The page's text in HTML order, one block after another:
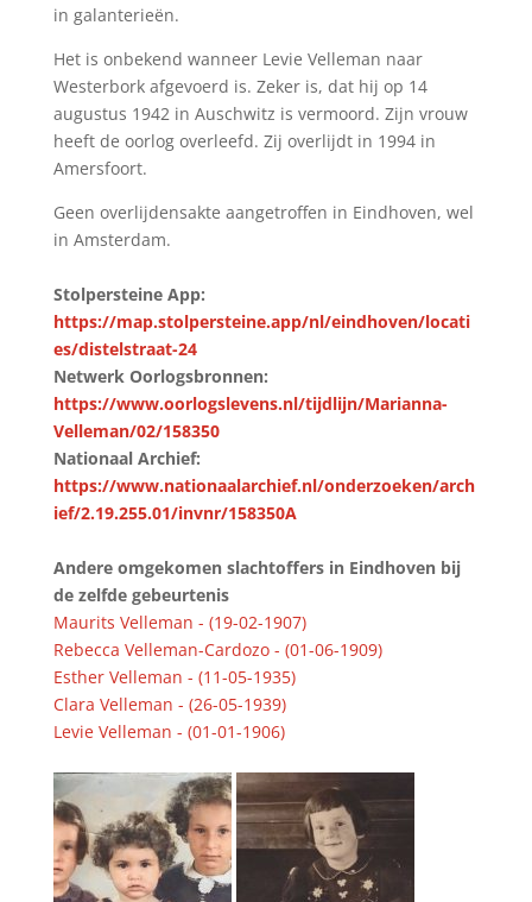
in galanterieën.
Het is onbekend wanneer Levie Velleman naar
Westerbork afgevoerd is. Zeker is, dat hij op 14
augustus 1942 in Auschwitz is vermoord. Zijn vrouw
heeft de oorlog overleefd. Zij overlijdt in 1994 in
Amersfoort.
Geen overlijdensakte aangetroffen in Eindhoven, wel
in Amsterdam.
Stolpersteine App:
https://map.stolpersteine.app/nl/eindhoven/locati
es/distelstraat-24
Netwerk Oorlogsbronnen:
https://www.oorlogslevens.nl/tijdlijn/Marianna-
Velleman/02/158350
Nationaal Archief:
https://www.nationaalarchief.nl/onderzoeken/arch
ief/2.19.255.01/invnr/158350A
Andere omgekomen slachtoffers in Eindhoven bij
de zelfde gebeurtenis
Maurits Velleman - (19-02-1907)
Rebecca Velleman-Cardozo - (01-06-1909)
Esther Velleman - (11-05-1935)
Clara Velleman - (26-05-1939)
Levie Velleman - (01-01-1906)